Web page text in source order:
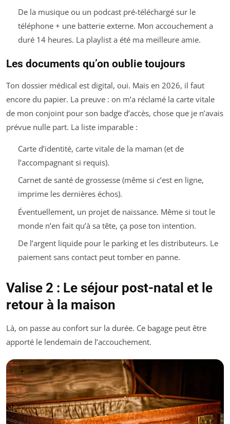
De la musique ou un podcast pré-téléchargé sur le
téléphone + une batterie externe. Mon accouchement a
duré 14 heures. La playlist a été ma meilleure amie.
Les documents qu’on oublie toujours
Ton dossier médical est digital, oui. Mais en 2026, il faut
encore du papier. La preuve : on m’a réclamé la carte vitale
de mon conjoint pour son badge d’accès, chose que je n’avais
prévue nulle part. La liste imparable :
Carte d’identité, carte vitale de la maman (et de
l’accompagnant si requis).
Carnet de santé de grossesse (même si c’est en ligne,
imprime les dernières échos).
Éventuellement, un projet de naissance. Même si tout le
monde n’en fait qu’à sa tête, ça pose ton intention.
De l’argent liquide pour le parking et les distributeurs. Le
paiement sans contact peut tomber en panne.
Valise 2 : Le séjour post-natal et le
retour à la maison
Là, on passe au confort sur la durée. Ce bagage peut être
apporté le lendemain de l’accouchement.